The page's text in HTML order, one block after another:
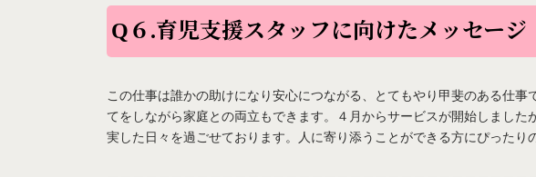
Q６.育児支援スタッフに向けたメッセージ
この仕事は誰かの助けになり安心につながる、とてもやり甲斐のある仕
てをしながら家庭との両立もできます。４月からサービスが開始しまし
実した日々を過ごせております。人に寄り添うことができる方にぴったり